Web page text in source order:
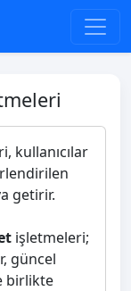
kullanıcılar
getirir.
işletmeleri;
güncel
birlikte